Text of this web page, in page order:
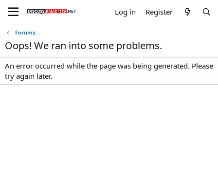
Log in Register
Forums
Oops! We ran into some problems.
An error occurred while the page was being generated. Please
try again later.